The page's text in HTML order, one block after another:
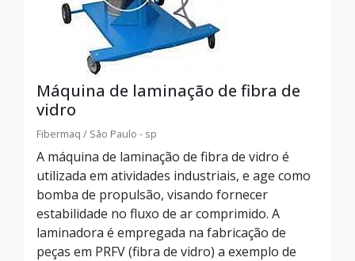
Máquina de laminação de fibra de
vidro
Fibermaq / São Paulo - sp
A máquina de laminação de fibra de vidro é
utilizada em atividades industriais, e age como
bomba de propulsão, visando fornecer
estabilidade no fluxo de ar comprimido. A
laminadora é empregada na fabricação de
peças em PRFV (fibra de vidro) a exemplo de